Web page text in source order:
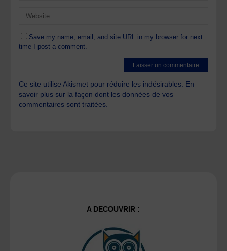
Save my name, email, and site URL in my browser for next
time I post a comment.
Ce site utilise Akismet pour réduire les indésirables. En
savoir plus sur la façon dont les données de vos
commentaires sont traitées
A DECOUVRIR :